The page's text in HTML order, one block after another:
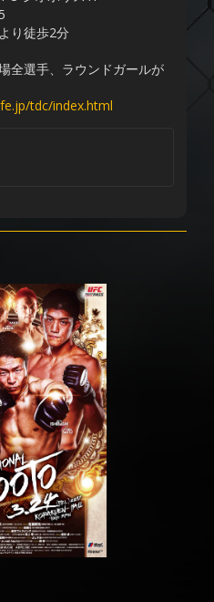
徒歩2分
手、ラウンドガールが
tdc/index.html